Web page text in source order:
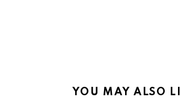
YOU MAY ALSO